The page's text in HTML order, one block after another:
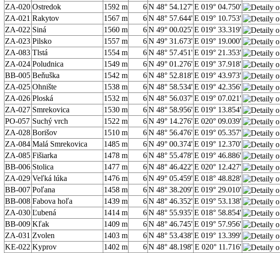
ZA-020 Ostredok 1592 m 6N 48° 54.127'E 019° 04.750'
ZA-021 Rakytov 1567 m 6N 48° 57.644'E 019° 10.753'
ZA-022 Siná 1560 m 6N 49° 00.025'E 019° 33.319'
ZA-023 Pilsko 1557 m 6N 49° 31.673'E 019° 19.000'
ZA-083 Tlstá 1554 m 6N 48° 57.451'E 019° 21.353'
ZA-024 Poludnica 1549 m 6N 49° 01.276'E 019° 37.918'
BB-005 Beňuška 1542 m 6N 48° 52.818'E 019° 43.973'
ZA-025 Ohnište 1538 m 6N 48° 58.534'E 019° 42.356'
ZA-026 Ploská 1532 m 6N 48° 56.037'E 019° 07.021'
ZA-027 Smrekovica 1530 m 6N 48° 58.956'E 019° 13.854'
PO-057 Suchý vrch 1522 m 6N 49° 14.276'E 020° 09.039'
ZA-028 Borišov 1510 m 6N 48° 56.476'E 019° 05.357'
ZA-084 Malá Smrekovica 1485 m 6N 49° 00.374'E 019° 12.370'
ZA-085 Fišiarka 1478 m 6N 48° 55.478'E 019° 46.886'
BB-006 Stolica 1477 m 6N 48° 46.422'E 020° 12.427'
ZA-029 Veľká lúka 1476 m 6N 49° 05.459'E 018° 48.828'
BB-007 Poľana 1458 m 6N 48° 38.209'E 019° 29.010'
BB-008 Fabova hoľa 1439 m 6N 48° 46.352'E 019° 53.138'
ZA-030 Ľubená 1414 m 6N 48° 55.935'E 018° 58.854'
BB-009 Kľak 1409 m 6N 48° 46.745'E 019° 57.956'
ZA-031 Zvolen 1403 m 6N 48° 53.438'E 019° 13.399'
KE-022 Kyprov 1402 m 6N 48° 48.198' E 020° 11.716'